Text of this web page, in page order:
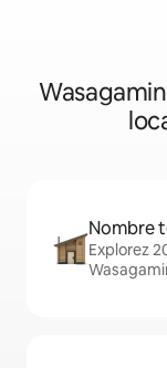
Nombre
Explorez